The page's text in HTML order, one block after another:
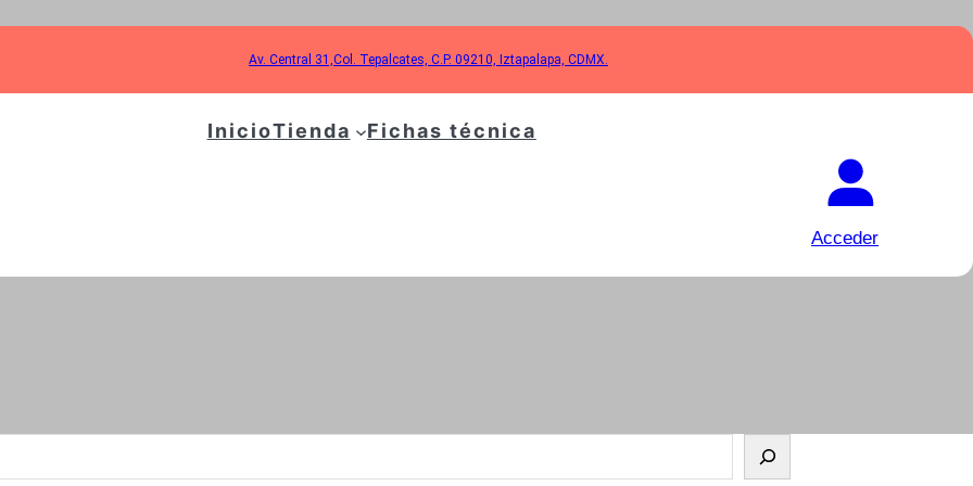
Av. Central 31,Col. Tepalcates, C.P. 09210, Iztapalapa, CDMX.
InicioTienda Fichas técnica
Acceder